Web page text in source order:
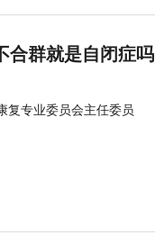
合群就是自闭症吗
复专业委员会主任委员